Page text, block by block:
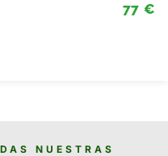
77 €
NUESTRAS